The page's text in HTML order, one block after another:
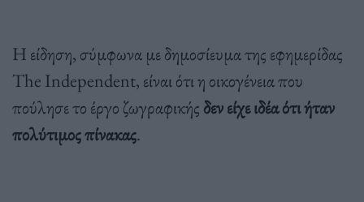
Η είδηση, σύμφωνα με δημοσίευμα της εφημερίδας
The Independent, είναι ότι η οικογένεια που
πούλησε το έργο ζωγραφικής δεν είχε ιδέα ότι ήταν
πολύτιμος πίνακας.